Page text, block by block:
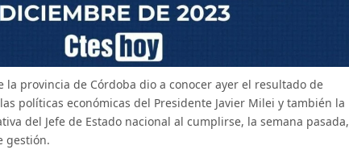
la provincia de Córdoba dio a conocer ayer el resultado de
políticas económicas del Presidente Javier Milei y también la
del Jefe de Estado nacional al cumplirse, la semana pasada,
gestión.